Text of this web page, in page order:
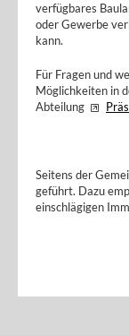
verfügbares
oder Gewerbe
kann.
Für Fragen und
Möglichkeiten in
Abteilung
Seitens der
geführt. Dazu
einschlägigen